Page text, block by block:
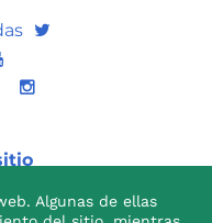
Twitter
Algunas de ellas